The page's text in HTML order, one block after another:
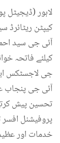
لاہور
کیپٹن ریٹائرڈ
آئی جی سید
کیلئے فاتحہ
جی لاجسٹکس
آئی جی پنجاب
تحسین پیش
پروفیشنل
خدمات اور